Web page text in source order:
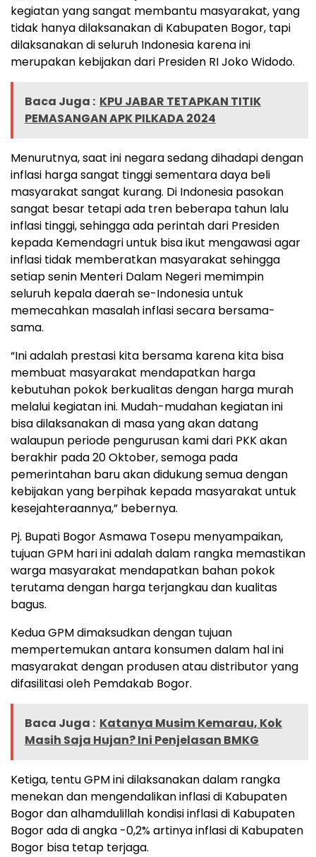
kegiatan yang sangat membantu masyarakat, yang
tidak hanya dilaksanakan di Kabupaten Bogor, tapi
dilaksanakan di seluruh Indonesia karena ini
merupakan kebijakan dari Presiden RI Joko Widodo.
Baca Juga : KPU JABAR TETAPKAN TITIK
PEMASANGAN APK PILKADA 2024
Menurutnya, saat ini negara sedang dihadapi dengan
inflasi harga sangat tinggi sementara daya beli
masyarakat sangat kurang. Di Indonesia pasokan
sangat besar tetapi ada tren beberapa tahun lalu
inflasi tinggi, sehingga ada perintah dari Presiden
kepada Kemendagri untuk bisa ikut mengawasi agar
inflasi tidak memberatkan masyarakat sehingga
setiap senin Menteri Dalam Negeri memimpin
seluruh kepala daerah se-Indonesia untuk
memecahkan masalah inflasi secara bersama-
sama.
“Ini adalah prestasi kita bersama karena kita bisa
membuat masyarakat mendapatkan harga
kebutuhan pokok berkualitas dengan harga murah
melalui kegiatan ini. Mudah-mudahan kegiatan ini
bisa dilaksanakan di masa yang akan datang
walaupun periode pengurusan kami dari PKK akan
berakhir pada 20 Oktober, semoga pada
pemerintahan baru akan didukung semua dengan
kebijakan yang berpihak kepada masyarakat untuk
kesejahteraannya,” bebernya.
Pj. Bupati Bogor Asmawa Tosepu menyampaikan,
tujuan GPM hari ini adalah dalam rangka memastikan
warga masyarakat mendapatkan bahan pokok
terutama dengan harga terjangkau dan kualitas
bagus.
Kedua GPM dimaksudkan dengan tujuan
mempertemukan antara konsumen dalam hal ini
masyarakat dengan produsen atau distributor yang
difasilitasi oleh Pemdakab Bogor.
Baca Juga : Katanya Musim Kemarau, Kok
Masih Saja Hujan? Ini Penjelasan BMKG
Ketiga, tentu GPM ini dilaksanakan dalam rangka
menekan dan mengendalikan inflasi di Kabupaten
Bogor dan alhamdulillah kondisi inflasi di Kabupaten
Bogor ada di angka -0,2% artinya inflasi di Kabupaten
Bogor bisa tetap terjaga.